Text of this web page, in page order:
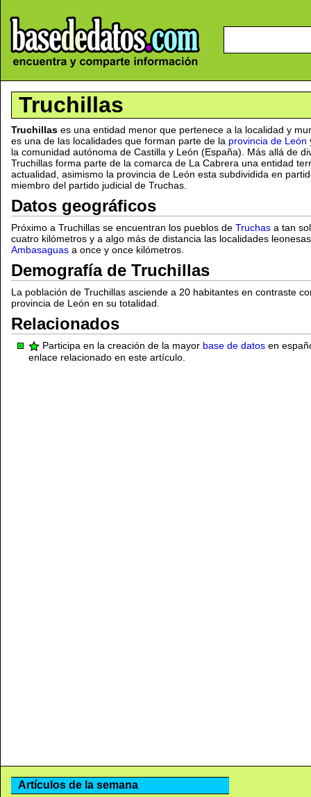
Truchillas
Truchillas es una entidad menor que pertenece a la localidad y
es una de las localidades que forman parte de la provincia de León
la comunidad autónoma de Castilla y León (España). Más allá de
Truchillas forma parte de la comarca de La Cabrera una entidad
actualidad, asimismo la provincia de León esta subdividida en
miembro del partido judicial de Truchas.
Datos geográficos
Próximo a Truchillas se encuentran los pueblos de Truchas a tan
cuatro kilómetros y a algo más de distancia las localidades
Ambasaguas a once y once kilómetros.
Demografía de Truchillas
La población de Truchillas asciende a 20 habitantes en contraste
provincia de León en su totalidad.
Relacionados
Participa en la creación de la mayor base de datos en
enlace relacionado en este artículo.
Artículos de la semana